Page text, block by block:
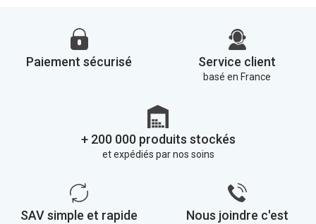
Paiement sécurisé Service client
basé en France
+ 200 000 produits stockés
et expédiés par nos soins
SAV simple et rapide Nous joindre c'est